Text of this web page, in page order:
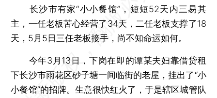
长沙市有家“小小餐馆”，短短52天内三易其
主，一任老板苦心经营了34天，二任老板支撑了18
天，5月5日三任老板接手，尚不知命运如何。
今年3月13日，下岗在即的谭某夫妇靠借贷租
下长沙市雨花区砂子塘一间临街的老屋，挂出了“小
小餐馆”的招牌。生意很快红火了，于是辖区城管队